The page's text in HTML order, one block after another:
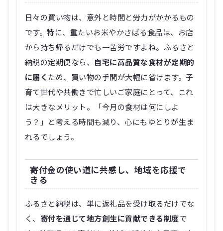
日々の買い物は、意外と時間と労力がかかるもの
です。特に、重たいお米やかさばる食品は、お店
から持ち帰るだけでも一苦労ですよね。ふるさと
納税の定期便なら、 自宅に高品質な食材が定期的
に届く ため、買い物の手間が大幅に省けます。子
育て世代や共働きで忙しいご家庭にとって、これ
は大きなメリット。「今月の食材は何にしよ
う？」と考える時間も減り、心にもゆとりが生ま
れるでしょう。
寄付金の使い道に共感し、地域を応援で
きる
ふるさと納税は、単に返礼品を受け取るだけでな
く、 寄付を通じて地方創生に貢献できる制度で